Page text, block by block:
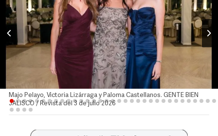
Majo Pelayo, Victoria Lizárraga y Paloma Castellanos. GENTE BIEN
JALISCO / Revista del 3 de julio 2026